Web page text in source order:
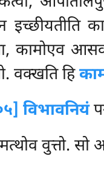
कामोएव
वक्खति हि
विभावनियं
वुत्तो.